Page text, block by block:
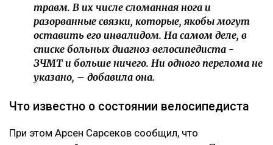
травм. В их числе сломанная нога и
разорванные связки, которые, якобы могут
оставить его инвалидом. На самом деле, в
списке больных диагноз велосипедиста -
ЗЧМТ и больше ничего. Ни одного перелома не
указано, – добавила она.
Что известно о состоянии велосипедиста
При этом Арсен Сарсеков сообщил, что